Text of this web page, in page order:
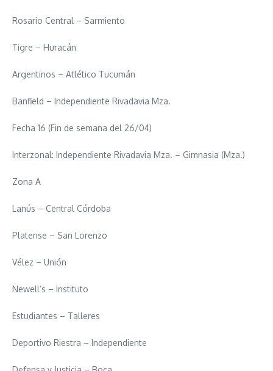
Rosario Central – Sarmiento
Tigre – Huracán
Argentinos – Atlético Tucumán
Banfield – Independiente Rivadavia Mza.
Fecha 16 (Fin de semana del 26/04)
Interzonal: Independiente Rivadavia Mza. – Gimnasia (Mza.)
Zona A
Lanús – Central Córdoba
Platense – San Lorenzo
Vélez – Unión
Newell’s – Instituto
Estudiantes – Talleres
Deportivo Riestra – Independiente